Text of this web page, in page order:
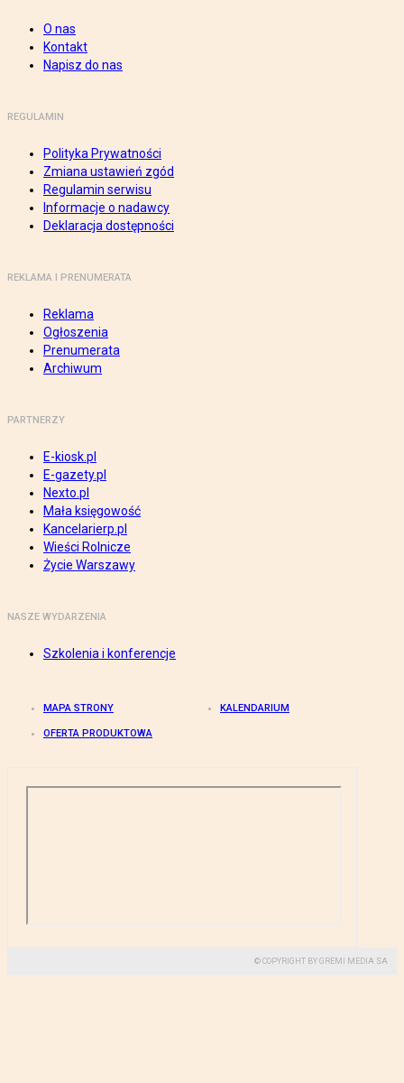
O nas
Kontakt
Napisz do nas
REGULAMIN
Polityka Prywatności
Zmiana ustawień zgód
Regulamin serwisu
Informacje o nadawcy
Deklaracja dostępności
REKLAMA I PRENUMERATA
Reklama
Ogłoszenia
Prenumerata
Archiwum
PARTNERZY
E-kiosk.pl
E-gazety.pl
Nexto.pl
Mała księgowość
Kancelarierp.pl
Wieści Rolnicze
Życie Warszawy
NASZE WYDARZENIA
Szkolenia i konferencje
MAPA STRONY KALENDARIUM
OFERTA PRODUKTOWA
© COPYRIGHT BY GREMI MEDIA SA